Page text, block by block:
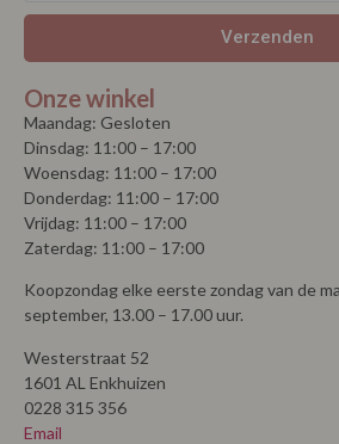
Verzenden
Onze winkel
Maandag: Gesloten
Dinsdag: 11:00 – 17:00
Woensdag: 11:00 – 17:00
Donderdag: 11:00 – 17:00
Vrijdag: 11:00 – 17:00
Zaterdag: 11:00 – 17:00
Koopzondag elke eerste zondag van de
september, 13.00 – 17.00 uur.
Westerstraat 52
1601 AL Enkhuizen
0228 315 356
Email